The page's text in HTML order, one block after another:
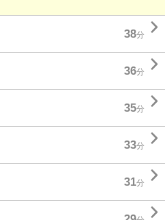
38分 
36分 
35分 
33分 
31分 
